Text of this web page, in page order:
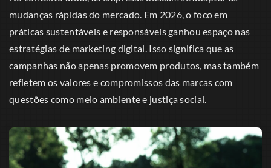
mudanças rápidas do mercado. Em 2026, o foco em
práticas sustentáveis e responsáveis ganhou espaço nas
estratégias de marketing digital. Isso significa que as
campanhas não apenas promovem produtos, mas também
refletem os valores e compromissos das marcas com
questões como meio ambiente e justiça social.